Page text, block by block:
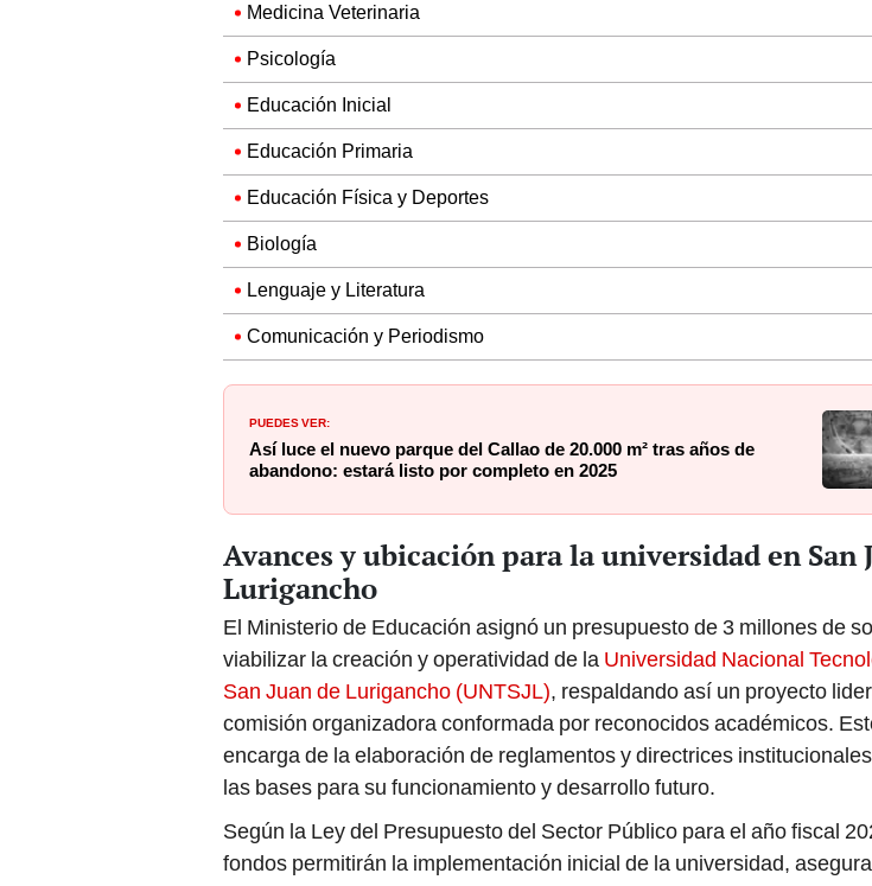
Medicina Veterinaria
Psicología
Educación Inicial
Educación Primaria
Educación Física y Deportes
Biología
Lenguaje y Literatura
Comunicación y Periodismo
PUEDES VER:
Así luce el nuevo parque del Callao de 20.000 m² tras años de
abandono: estará listo por completo en 2025
Avances y ubicación para la universidad en San
Lurigancho
El Ministerio de Educación asignó un presupuesto de 3 millones de
viabilizar la creación y operatividad de la Universidad Nacional
San Juan de Lurigancho (UNTSJL), respaldando así un proyecto
comisión organizadora conformada por reconocidos académicos.
encarga de la elaboración de reglamentos y directrices
las bases para su funcionamiento y desarrollo futuro.
Según la Ley del Presupuesto del Sector Público para el año fiscal
fondos permitirán la implementación inicial de la universidad,